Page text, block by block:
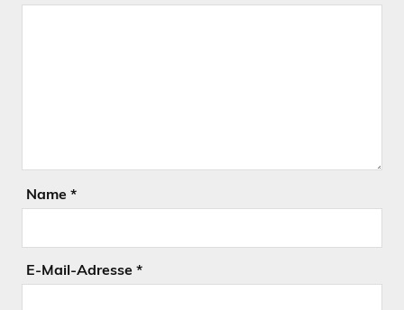
Name *
E-Mail-Adresse *